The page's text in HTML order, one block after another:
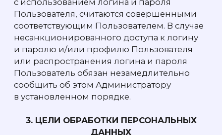
являются: Конституция Р Ф, Гражданский
кодекс РФ, Трудовой кодекс РФ, согласие
данных, договоры заключаемые между
Администратором и Пользователем,
Федеральный закон от 27.07.2006 N 152-ФЗ
«О персональных данных» и иные
правовые и законодательные акты
Российской Федерации.
4.6. Для обеспечения защиты
персональных данных Пользователя при
их обработке Администратором приняты
иных неправомерных действий
в отношении персональных данных